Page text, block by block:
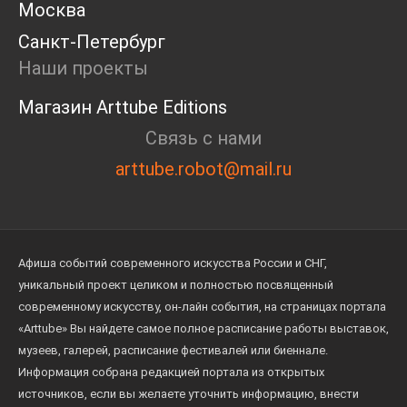
смелость создавать свое» - директор АНО
«Ленинка Арт» Афанасьева Анна.
Москва
Санкт-Петербург
Наши проекты
Магазин Arttube Editions
Связь с нами
arttube.robot@mail.ru
Афиша событий современного искусства России и СНГ,
уникальный проект целиком и полностью посвященный
современному искусству, он-лайн события, на страницах портала
«Arttube» Вы найдете самое полное расписание работы выставок,
музеев, галерей, расписание фестивалей или биеннале.
Информация собрана редакцией портала из открытых
источников, если вы желаете уточнить информацию, внести